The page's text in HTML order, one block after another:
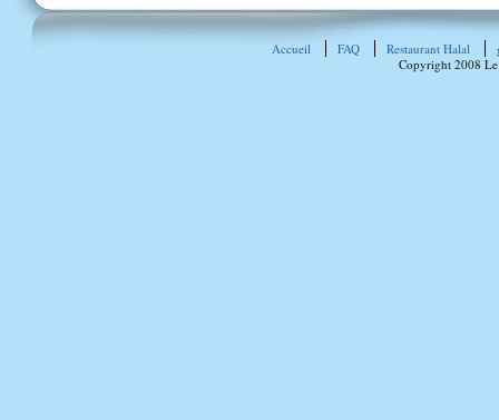
Accueil FAQ Restaurant Halal
Copyright 2008